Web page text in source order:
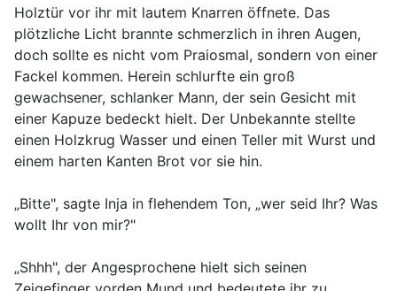
Holztür vor ihr mit lautem Knarren öffnete. Das
plötzliche Licht brannte schmerzlich in ihren Augen,
doch sollte es nicht vom Praiosmal, sondern von einer
Fackel kommen. Herein schlurfte ein groß
gewachsener, schlanker Mann, der sein Gesicht mit
einer Kapuze bedeckt hielt. Der Unbekannte stellte
einen Holzkrug Wasser und einen Teller mit Wurst und
einem harten Kanten Brot vor sie hin.
„Bitte", sagte Inja in flehendem Ton, „wer seid Ihr? Was
wollt Ihr von mir?"
„Shhh", der Angesprochene hielt sich seinen